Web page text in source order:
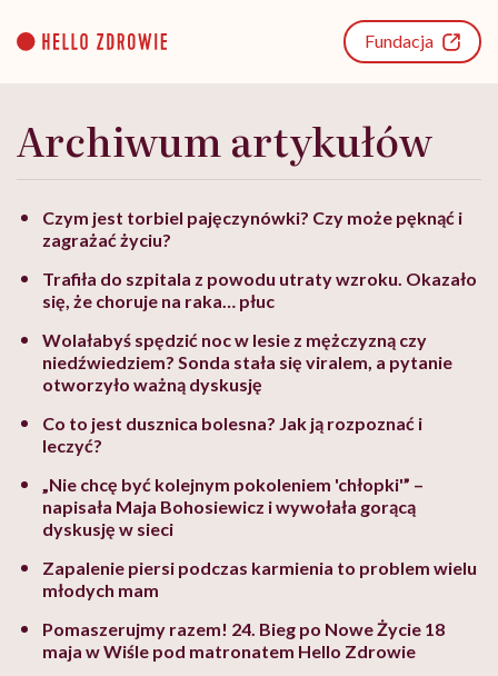
content
Fundacja
Archiwum artykułów
Czym jest torbiel pajęczynówki? Czy może pęknąć i
zagrażać życiu?
Trafiła do szpitala z powodu utraty wzroku. Okazało
się, że choruje na raka… płuc
Wolałabyś spędzić noc w lesie z mężczyzną czy
niedźwiedziem? Sonda stała się viralem, a pytanie
otworzyło ważną dyskusję
Co to jest dusznica bolesna? Jak ją rozpoznać i
leczyć?
„Nie chcę być kolejnym pokoleniem 'chłopki'” –
napisała Maja Bohosiewicz i wywołała gorącą
dyskusję w sieci
Zapalenie piersi podczas karmienia to problem wielu
młodych mam
Pomaszerujmy razem! 24. Bieg po Nowe Życie 18
maja w Wiśle pod matronatem Hello Zdrowie